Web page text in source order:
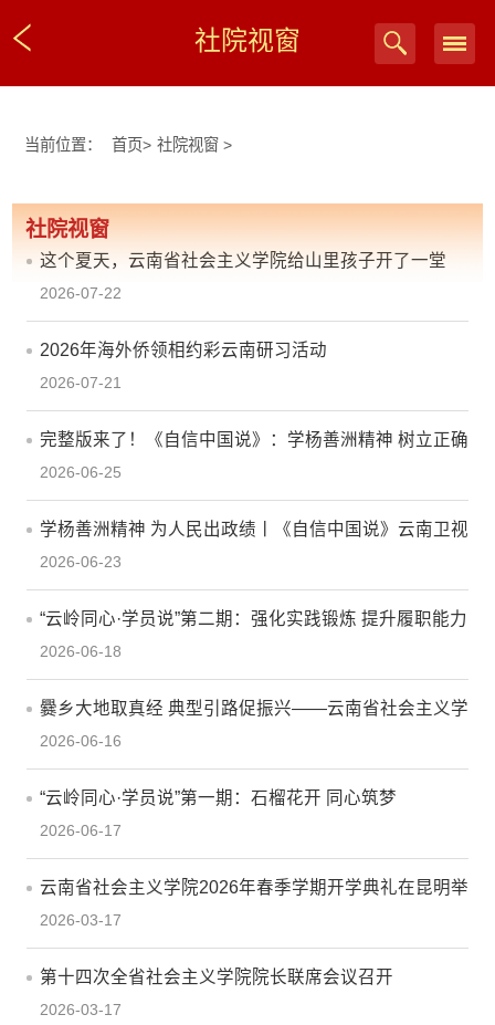
社院视窗
当前位置： 首页> 社院视窗>
社院视窗
这个夏天，云南省社会主义学院给山里孩子开了一堂
“行走的思政课”
2026-07-22
2026年海外侨领相约彩云南研习活动
2026-07-21
完整版来了！《自信中国说》：学杨善洲精神 树立正确
政绩观
2026-06-25
学杨善洲精神 为人民出政绩丨《自信中国说》云南卫视
今晚21:33播出
2026-06-23
“云岭同心·学员说”第二期：强化实践锻炼 提升履职能力
2026-06-18
爨乡大地取真经 典型引路促振兴——云南省社会主义学
院举办云龙县乡村振兴人才队伍培训班纪实
2026-06-16
“云岭同心·学员说”第一期：石榴花开 同心筑梦
2026-06-17
云南省社会主义学院2026年春季学期开学典礼在昆明举
行
2026-03-17
第十四次全省社会主义学院院长联席会议召开
2026-03-17